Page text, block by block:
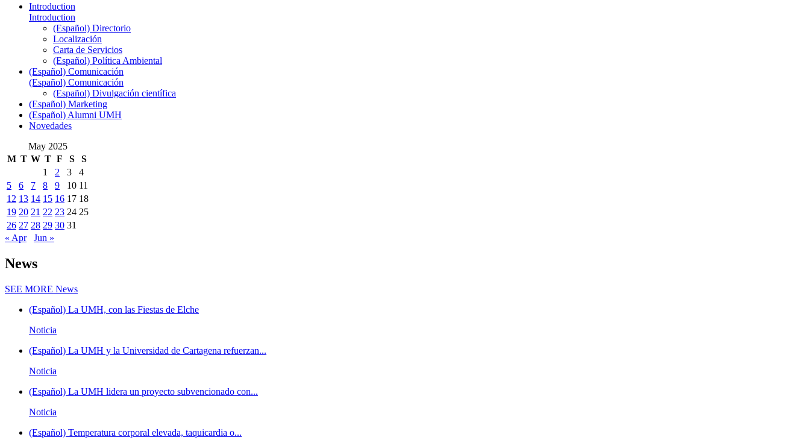
Introduction
Introduction
(Español) Directorio
Localización
Carta de Servicios
(Español) Política Ambiental
(Español) Comunicación
(Español) Comunicación
(Español) Divulgación científica
(Español) Marketing
(Español) Alumni UMH
Novedades
May 2025
M T W T F S
S
1
2 3
4
5
6 7 8 9 10 11
12 13 14 15 16 17 18
19 20 21 22 23 24 25
26 27 28 29 30 31
« Apr
Jun »
News
SEE MORE News
(Español) La UMH, con las Fiestas de Elche
Noticia
(Español) La UMH y la Universidad de Cartagena refuerzan...
Noticia
(Español) La UMH lidera un proyecto subvencionado con...
Noticia
(Español) Temperatura corporal elevada, taquicardia o...